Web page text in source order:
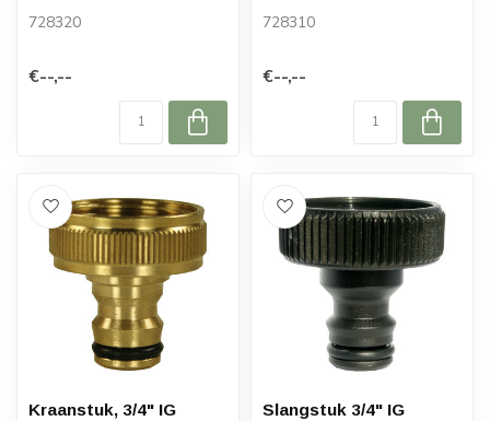
728320
€--,--
728310
€--,--
Kraanstuk, 3/4" IG Slangstuk 3/4" IG